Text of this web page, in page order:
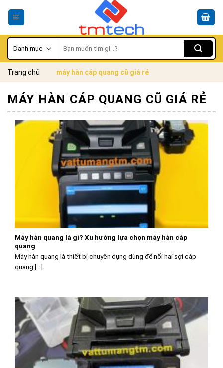
kiếm:
Trang chủ máy hàn cáp quang cũ giá rẻ
MÁY HÀN CÁP QUANG CŨ GIÁ RẺ
Máy hàn quang là gì? Xu hướng lựa chọn máy hàn cáp
quang
Máy hàn quang là thiết bị chuyên dụng dùng để nối hai sợi cáp
quang [...]